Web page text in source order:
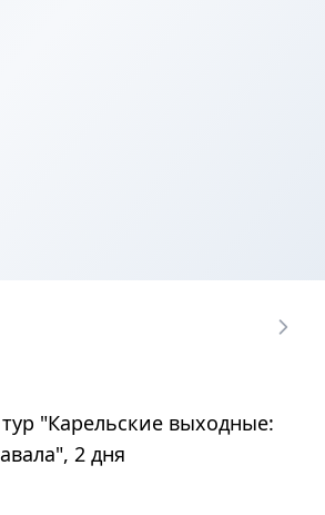
"Карельские выходные:
2 дня